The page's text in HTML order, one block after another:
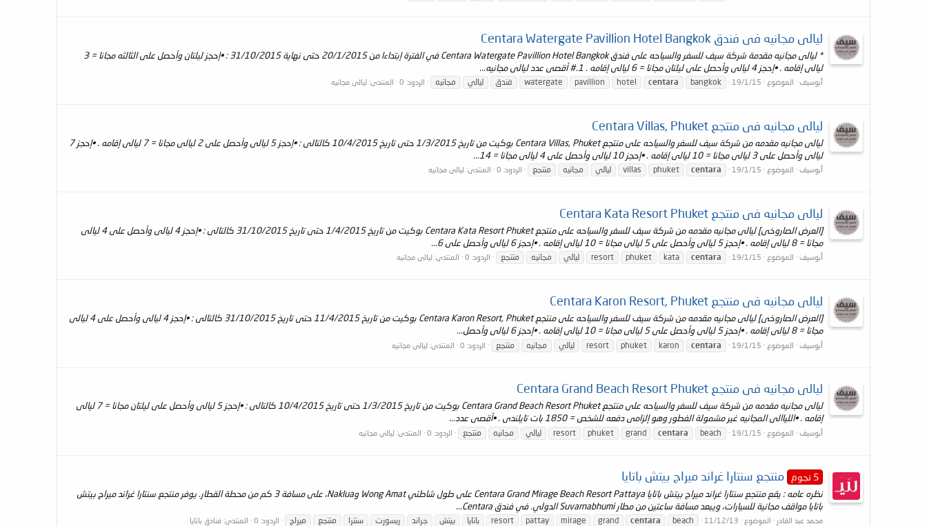
ليالى مجانيه فى فندق Centara Watergate Pavillion Hotel Bangkok
* ليالى مجانيه مقدمة شركة سيف للسفر والسياحه على فندق Centara Watergate Pavillion Hotel Bangkok في الفترة إبتداءا من 20/1/2015 حتى نهاية 31/10/2015 : •إحجز ليلتان وأحصل على الثالثه مجانا = 3
ليالى إقامه . •إحجز 4 ليالى وأحصل على ليلتان مجانا = 6 ليالى إقامه . 1.# أقصى عدد ليالى مجانيه...
أبوسيف الموضوع 19/1/15
bangkok
centara
hotel
pavillion
watergate فندق ليالي مجانيه الردود: 0 المنتدى: ليالى مجانيه
ليالى مجانيه فى منتجع Centara Villas, Phuket
ليالى مجانيه مقدمه من شركة سيف للسفر والسياحه على منتجع Centara Villas, Phuket بوكيت من تاريخ 1/3/2015 حتى تاريخ 10/4/2015 كالتالى : •إحجز 5 ليالى وأحصل على 2 ليالى مجانا = 7 ليالى إقامه . •إحجز 7
ليالى وأحصل على 3 ليالى مجانا = 10 ليالى إقامه . •إحجز 10 ليالى وأحصل على 4 ليالى مجانا = 14...
أبوسيف الموضوع 19/1/15
centara
phuket
villas ليالي مجانيه منتجع الردود: 0 المنتدى: ليالى مجانيه
ليالى مجانيه فى منتجع Centara Kata Resort Phuket
[العرض الصاروخى] ليالى مجانيه مقدمه من شركة سيف للسفر والسياحه على منتجع Centara Kata Resort Phuket بوكيت من تاريخ 1/4/2015 حتى تاريخ 31/10/2015 كالتالى : •إحجز 4 ليالى وأحصل على 4 ليالى
مجانا = 8 ليالى إقامه . •إحجز 5 ليالى وأحصل على 5 ليالى مجانا = 10 ليالى إقامه . •إحجز 6 ليالى وأحصل على 6...
أبوسيف الموضوع 19/1/15
centara
kata
phuket
resort ليالي مجانيه منتجع الردود: 0 المنتدى: ليالى مجانيه
ليالى مجانيه فى منتجع Centara Karon Resort, Phuket
[العرض الصاروخى] ليالى مجانيه مقدمه من شركة سيف للسفر والسياحه على منتجع Centara Karon Resort, Phuket بوكيت من تاريخ 11/4/2015 حتى تاريخ 31/10/2015 كالتالى : •إحجز 4 ليالى وأحصل على 4 ليالى
مجانا = 8 ليالى إقامه . •إحجز 5 ليالى وأحصل على 5 ليالى مجانا = 10 ليالى إقامه . •إحجز 6 ليالى وأحصل...
أبوسيف الموضوع 19/1/15
centara
karon
phuket
resort ليالي مجانيه منتجع الردود: 0 المنتدى: ليالى مجانيه
ليالى مجانيه فى منتجع Centara Grand Beach Resort Phuket
ليالى مجانيه مقدمه من شركة سيف للسفر والسياحه على منتجع Centara Grand Beach Resort Phuket بوكيت من تاريخ 1/3/2015 حتى تاريخ 10/4/2015 كالتالى : •إحجز 5 ليالى وأحصل على ليلتان مجانا = 7 ليالى
إقامه . •اللياالى المجانيه غير مشمولة الفطور وهو إلزامى دفعه للشخص = 1850 بات تايلندى . •أقصى عدد...
أبوسيف الموضوع 19/1/15
beach
centara
grand
phuket
resort ليالي مجانيه منتجع الردود: 0 المنتدى: ليالى مجانيه
5 نجوم منتجع سنتارا غراند ميراج بيتش باتايا
نظره عامه : يقع منتجع سنتارا غراند ميراج بيتش باتايا Centara Grand Mirage Beach Resort Pattaya على طول شاطئي Wong Amat وNaklua، على مسافة 3 كم من محطة القطار. يوفر منتجع سنتارا غراند ميراج بيتش
باتايا مواقف مجانية للسيارات، ويبعد مسافة ساعتين من مطار Suvarnabhumi الدولي. في فندق Centara...
محمد عبد القادر الموضوع 11/12/13
beach
centara
grand
mirage
pattay
resort باتايا بيتش جراند ريسورت سنترا منتجع ميراج الردود: 0 المنتدى: فنادق باتايا